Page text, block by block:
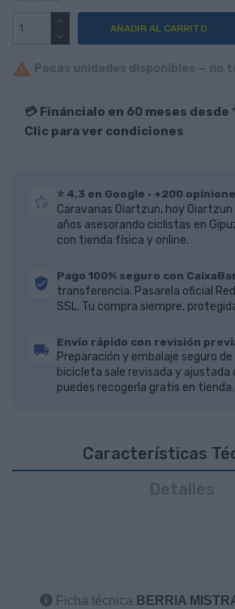
AÑADIR AL CARRITO

💳 Fináncialo en 60 meses desde
Clic para ver condiciones
⭐ 4,3 en Google · +200
Caravanas Oiartzun, hoy
años asesorando ciclistas en
con tienda física y online.
Pago 100% seguro con
transferencia. Pasarela oficial
SSL. Tu compra siempre,
Envío rápido con revisión
Preparación y embalaje seguro
bicicleta sale revisada y ajustada
puedes recogerla gratis en tienda.
Características
Ficha técnica BERRIA